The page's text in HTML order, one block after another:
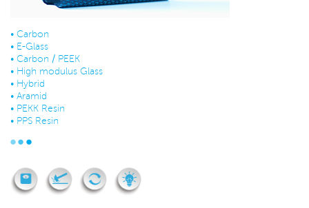
• Carbon
• E-Glass
• Carbon / PEEK
• High modulus Glass
• Hybrid
• Aramid
• PEKK Resin
• PPS Resin